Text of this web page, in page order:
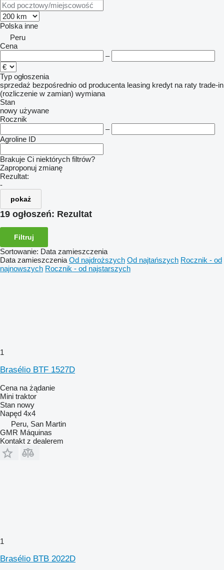
Polska inne
Peru
Cena
–
Typ ogłoszenia
sprzedaż bezpośrednio od producenta leasing kredyt na raty trade-in
(rozliczenie w zamian) wymiana
Stan
nowy używane
Rocznik
–
Agroline ID
Brakuje Ci niektórych filtrów?
Zaproponuj zmianę
Rezultat:
-
pokaż
19 ogłoszeń: Rezultat
Filtruj
Sortowanie: Data zamieszczenia
Data zamieszczenia Od najdroższych Od najtańszych Rocznik - od
najnowszych Rocznik - od najstarszych
1
Brasélio BTF 1527D
Cena na żądanie
Mini traktor
Stan nowy
Napęd 4x4
Peru, San Martin
GMR Máquinas
Kontakt z dealerem
1
Brasélio BTB 2022D